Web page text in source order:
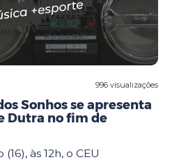
996 visualizações
Sonhos se apresenta
Dutra no fim de
às 12h, o CEU